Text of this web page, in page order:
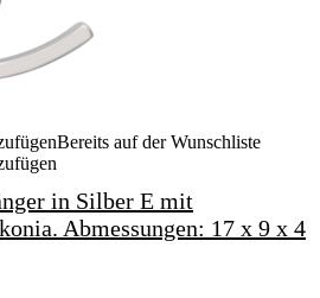
Bereits auf der Wunschliste
in Silber E mit
Abmessungen: 17 x 9 x 4